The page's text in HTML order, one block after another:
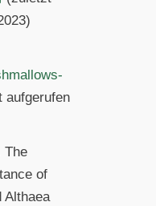
aufgerufen
The
of
Althaea